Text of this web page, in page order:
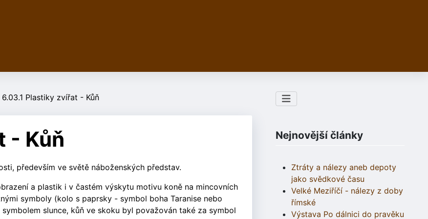
6.03.1 Plastiky zvířat - Kůň
- Kůň
především ve světě náboženských představ.
a plastik i v častém výskytu motivu koně na mincovních
symboly (kolo s paprsky - symbol boha Taranise nebo
slunce, kůň ve skoku byl považován také za symbol
Nejnovější články
Ztráty a nálezy aneb depoty
jako svědkové času
Velké Meziříčí - nálezy z doby
římské
Výstava Po dálnici do pravěku